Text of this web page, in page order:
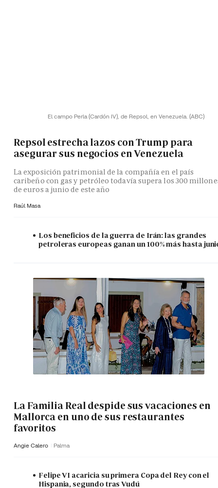
El campo Perla (Cardón IV), de Repsol, en Venezuela. (ABC)
Repsol estrecha lazos con Trump para
asegurar sus negocios en Venezuela
La exposición patrimonial de la compañía en el país
caribeño con gas y petróleo todavía supera los 300
de euros a junio de este año
Raúl Masa
Los beneficios de la guerra de Irán: las grandes
petroleras europeas ganan un 100% más hasta
La Familia Real despide sus vacaciones en
Mallorca en uno de sus restaurantes
favoritos
Angie Calero Palma
Felipe VI acaricia su primera Copa del Rey con el
Hispania, segundo tras Vudú